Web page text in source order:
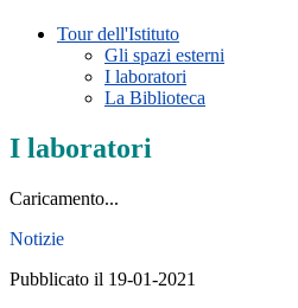
Tour dell'Istituto
Gli spazi esterni
I laboratori
La Biblioteca
I laboratori
Caricamento...
Notizie
Pubblicato il 19-01-2021